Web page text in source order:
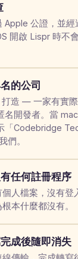
Apple 公證，並經
開啟 Lispr 時不
的公司
造 — 一家有實
名開發者。當
「Codebridge
們。
任何註冊程序
人檔案，沒有登
本什麼都沒有。
成後隨即消失